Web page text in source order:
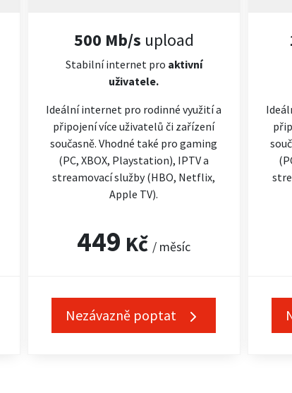
500 Mb/s upload
Stabilní internet pro aktivní
uživatele.
Ideální internet pro rodinné využití a
připojení více uživatelů či zařízení
současně. Vhodné také pro gaming
(PC, XBOX, Playstation), IPTV a
streamovací služby (HBO, Netflix,
Apple TV).
449 Kč / měsíc
Nezávazně poptat